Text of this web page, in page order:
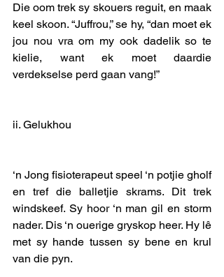
Die oom trek sy skouers reguit, en maak
keel skoon. “Juffrou,” se hy, “dan moet ek
jou nou vra om my ook dadelik so te
kielie, want ek moet daardie
verdekselse perd gaan vang!”
ii. Gelukhou
‘n Jong fisioterapeut speel ‘n potjie gholf
en tref die balletjie skrams. Dit trek
windskeef. Sy hoor ‘n man gil en storm
nader. Dis ‘n ouerige gryskop heer. Hy lê
met sy hande tussen sy bene en krul
van die pyn.